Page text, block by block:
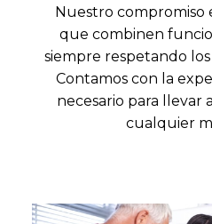
Nuestro compromiso
que combinen
siempre respetando
Contamos con la
necesario para llevar
cualquier